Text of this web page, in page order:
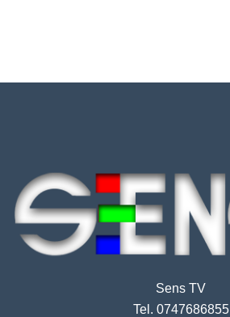
Sens TV
Tel. 0747686855